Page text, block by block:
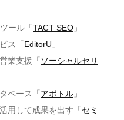
ール「 TACT SEO 」
ス「 EditorU 」
業支援「 ソーシャルセリ
ベース「 アポトル 」
用して成果を出す「 セミ